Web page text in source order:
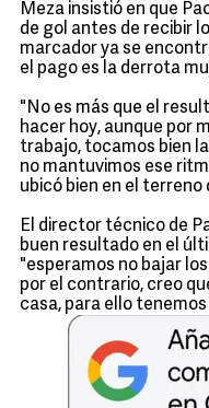
Meza insistió en que
de gol antes de recibir
marcador ya se
el pago es la derrota
"No es más que el
hacer hoy, aunque por
trabajo, tocamos bien
no mantuvimos ese
ubicó bien en el terreno
El director técnico de
buen resultado en el
"esperamos no bajar
por el contrario, creo
casa, para ello